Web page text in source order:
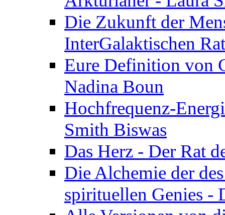
Die Zukunft der
InterGalaktischen
Eure Definition von
Nadina Boun
Hochfrequenz-
Smith Biswas
Das Herz - Der Rat
Die Alchemie der
spirituellen Genies -